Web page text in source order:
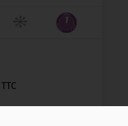
TTC